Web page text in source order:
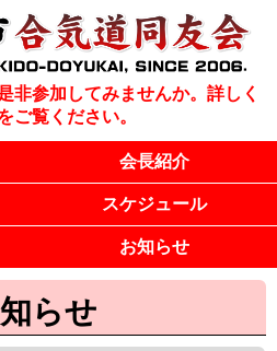
非参加してみませんか。詳しく
ご覧ください。
会長紹介
スケジュール
お知らせ
らせ